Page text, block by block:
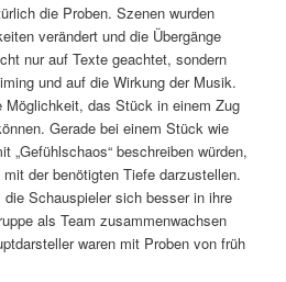
die Proben. Szenen wurden
verändert und die Übergänge
nur auf Texte geachtet, sondern
und auf die Wirkung der Musik.
Möglichkeit, das Stück in einem Zug
Gerade bei einem Stück wie
„Gefühlschaos“ beschreiben würden,
der benötigten Tiefe darzustellen.
Schauspieler sich besser in ihre
als Team zusammenwachsen
waren mit Proben von früh